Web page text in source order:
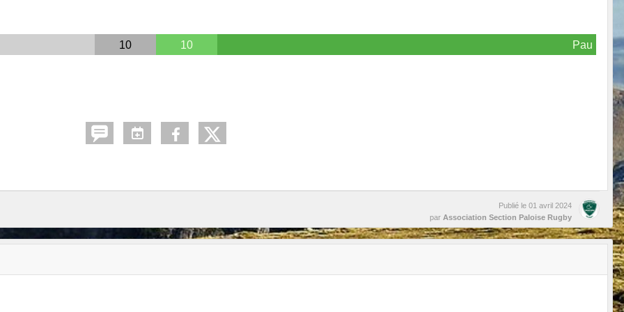
10 10 Pau
Publié le 01 avril 2024
par Association Section Paloise Rugby